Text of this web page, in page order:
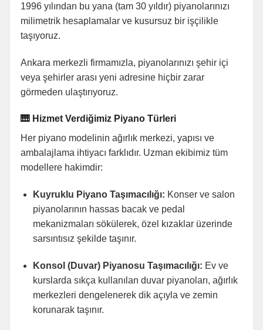
1996 yılından bu yana (tam 30 yıldır) piyanolarınızı
milimetrik hesaplamalar ve kusursuz bir işçilikle
taşıyoruz.
Ankara merkezli firmamızla, piyanolarınızı şehir içi
veya şehirler arası yeni adresine hiçbir zarar
görmeden ulaştırıyoruz.
🎹 Hizmet Verdiğimiz Piyano Türleri
Her piyano modelinin ağırlık merkezi, yapısı ve
ambalajlama ihtiyacı farklıdır. Uzman ekibimiz tüm
modellere hakimdir:
Kuyruklu Piyano Taşımacılığı: Konser ve salon
piyanolarının hassas bacak ve pedal
mekanizmaları sökülerek, özel kızaklar üzerinde
sarsıntısız şekilde taşınır.
Konsol (Duvar) Piyanosu Taşımacılığı: Ev ve
kurslarda sıkça kullanılan duvar piyanoları, ağırlık
merkezleri dengelenerek dik açıyla ve zemin
korunarak taşınır.